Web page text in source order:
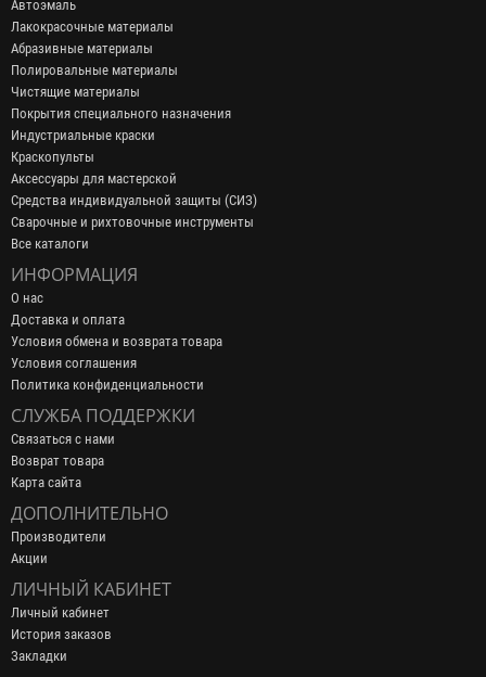
Автоэмаль
Лакокрасочные материалы
Абразивные материалы
Полировальные материалы
Чистящие материалы
Покрытия специального назначения
Индустриальные краски
Краскопульты
Аксессуары для мастерской
Средства индивидуальной защиты (СИЗ)
Сварочные и рихтовочные инструменты
Все каталоги
ИНФОРМАЦИЯ
О нас
Доставка и оплата
Условия обмена и возврата товара
Условия соглашения
Политика конфиденциальности
СЛУЖБА ПОДДЕРЖКИ
Связаться с нами
Возврат товара
Карта сайта
ДОПОЛНИТЕЛЬНО
Производители
Акции
ЛИЧНЫЙ КАБИНЕТ
Личный кабинет
История заказов
Закладки